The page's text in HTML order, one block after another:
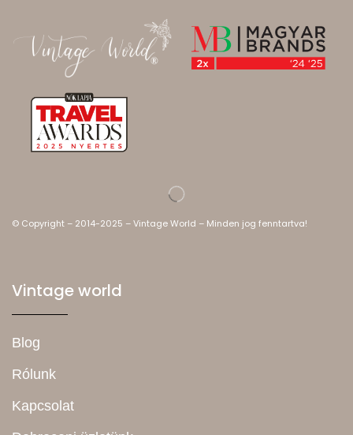
© Copyright – 2014-2025 – Vintage World – Minden jog fenntartva!
Vintage world
Blog
Rólunk
Kapcsolat